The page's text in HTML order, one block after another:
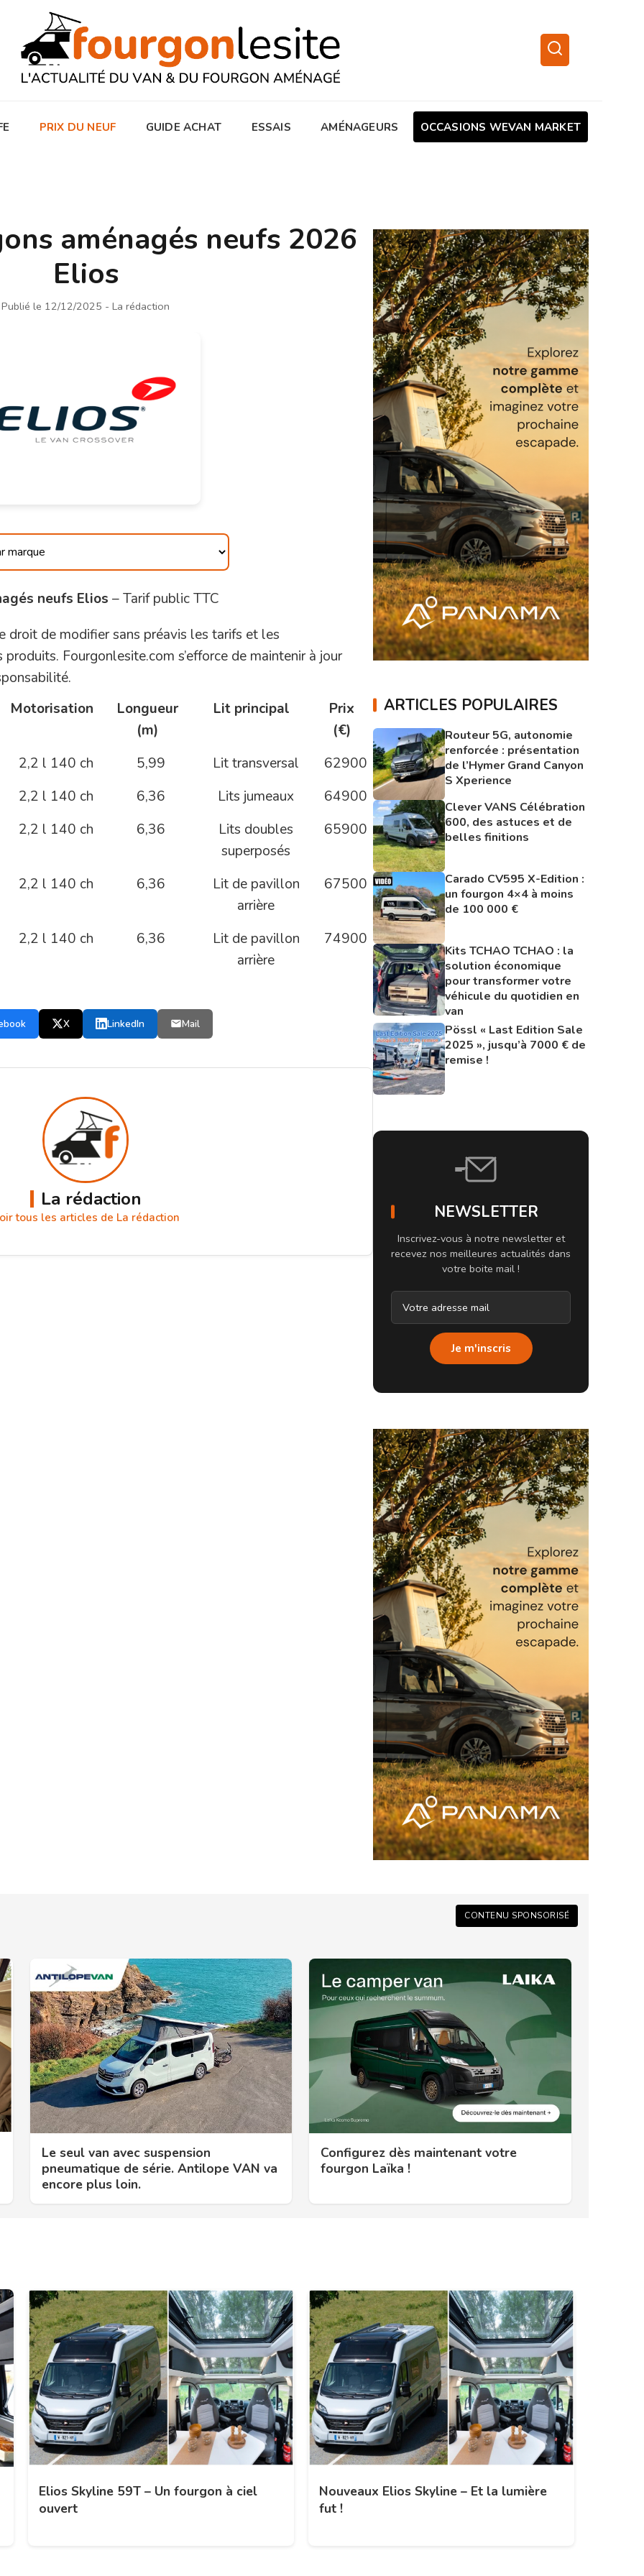
PRIX DU NEUF GUIDE ACHAT ESSAIS AMÉNAGEURS OCCASIONS WEVAN MARKET
aménagés neufs 2026
Elios
Publié le 12/12/2025 - La rédaction
neufs Elios – Tarif public TTC
droit de modifier sans préavis les tarifs et les
Fourgonlesite.com s’efforce de maintenir à jour
Motorisation
Longueur
(m)
Lit principal
Prix
(€)
2,2 l 140 ch 5,99 Lit transversal
62900
2,2 l 140 ch 6,36 Lits jumeaux
64900
2,2 l 140 ch 6,36
Lits doubles
superposés
65900
2,2 l 140 ch 6,36
Lit de pavillon
arrière
67500
2,2 l 140 ch 6,36
Lit de pavillon
arrière
74900
X LinkedIn Mail
La rédaction
tous les articles de La rédaction
ARTICLES POPULAIRES
Routeur 5G, autonomie
renforcée : présentation
de l’Hymer Grand Canyon
S Xperience
Clever VANS Célébration
600, des astuces et de
belles finitions
Carado CV595 X-Edition :
un fourgon 4×4 à moins
de 100 000 €
Kits TCHAO TCHAO : la
solution économique
pour transformer votre
véhicule du quotidien en
van
Pössl « Last Edition Sale
2025 », jusqu’à 7000 € de
remise !
NEWSLETTER
Inscrivez-vous à notre newsletter et
recevez nos meilleures actualités dans
votre boite mail !
Je m'inscris
CONTENU SPONSORISÉ
Le seul van avec suspension
pneumatique de série. Antilope VAN va
encore plus loin.
Configurez dès maintenant votre
fourgon Laïka !
Elios Skyline 59T – Un fourgon à ciel
ouvert
Nouveaux Elios Skyline – Et la lumière
fut !